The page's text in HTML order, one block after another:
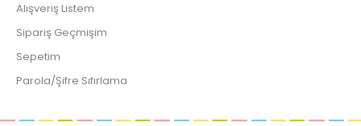
Alışveriş Listem
Sipariş Geçmişim
Sepetim
Parola/Şifre Sıfırlama